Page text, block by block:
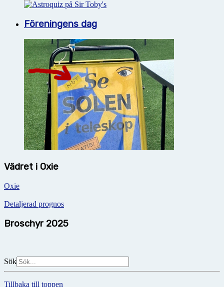
Föreningens dag
Vädret i Oxie
Oxie
Detaljerad prognos
Broschyr 2025
Sök
Tillbaka till toppen